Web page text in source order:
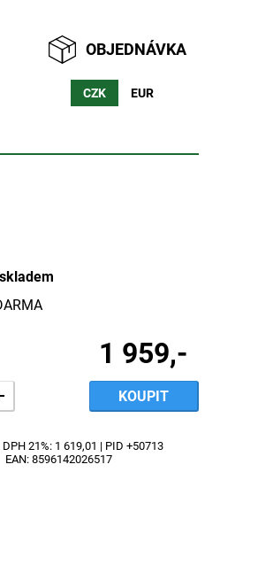
OBJEDNÁVKA
CZK EUR
skladem
1 959,-
+ KOUPIT
DPH 21%: 1 619,01 | PID +50713
EAN: 8596142026517